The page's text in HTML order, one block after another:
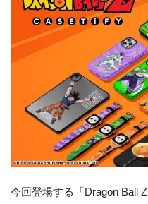
今回登場する「Dragon Ball